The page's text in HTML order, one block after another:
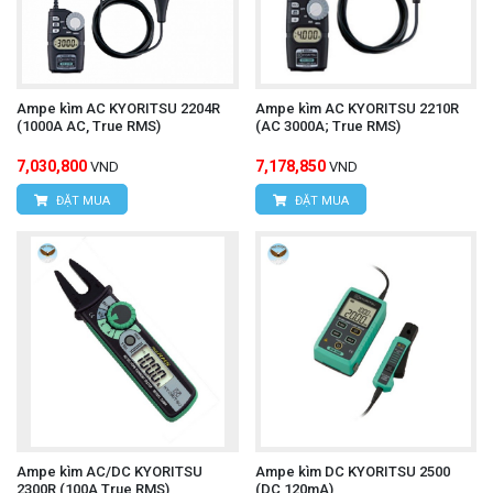
Ampe kìm AC KYORITSU 2204R
(1000A AC, True RMS)
7,030,800 VND
ĐẶT MUA
Ampe kìm AC KYORITSU 2210R
(AC 3000A; True RMS)
7,178,850 VND
ĐẶT MUA
Ampe kìm AC/DC KYORITSU
2300R (100A,True RMS)
Ampe kìm DC KYORITSU 2500
(DC 120mA)